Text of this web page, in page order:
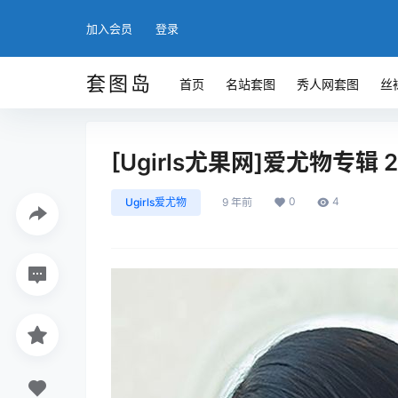
加入会员 登录
套图岛 首页 名站套图 秀人网套图 丝
[Ugirls尤果网]爱尤物专辑
Ugirls爱尤物 9 年前 0 4